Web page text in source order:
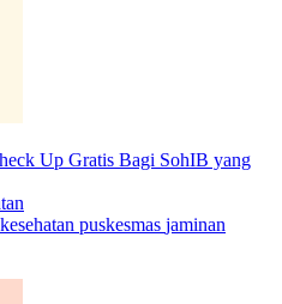
Up Gratis Bagi SohIB yang
puskesmas jaminan